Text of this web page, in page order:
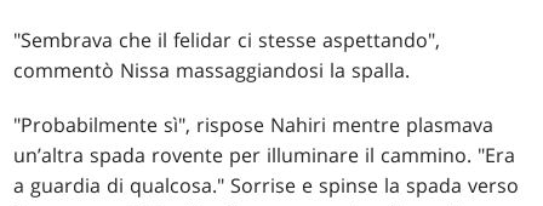
"Sembrava che il felidar ci stesse aspettando",
commentò Nissa massaggiandosi la spalla.
"Probabilmente sì", rispose Nahiri mentre plasmava
un’altra spada rovente per illuminare il cammino. "Era
a guardia di qualcosa." Sorrise e spinse la spada verso